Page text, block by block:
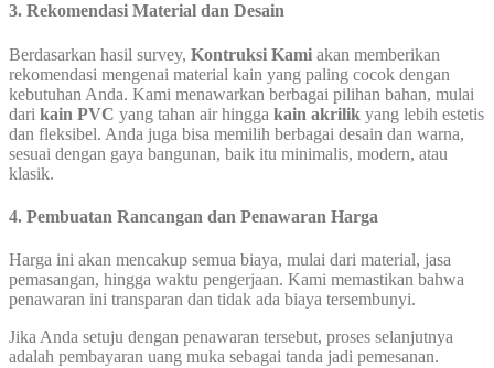
3. Rekomendasi Material dan Desain
Berdasarkan hasil survey, Kontruksi Kami akan memberikan
rekomendasi mengenai material kain yang paling cocok dengan
kebutuhan Anda. Kami menawarkan berbagai pilihan bahan, mulai
dari kain PVC yang tahan air hingga kain akrilik yang lebih estetis
dan fleksibel. Anda juga bisa memilih berbagai desain dan warna,
sesuai dengan gaya bangunan, baik itu minimalis, modern, atau
klasik.
4. Pembuatan Rancangan dan Penawaran Harga
Harga ini akan mencakup semua biaya, mulai dari material, jasa
pemasangan, hingga waktu pengerjaan. Kami memastikan bahwa
penawaran ini transparan dan tidak ada biaya tersembunyi.
Jika Anda setuju dengan penawaran tersebut, proses selanjutnya
adalah pembayaran uang muka sebagai tanda jadi pemesanan.